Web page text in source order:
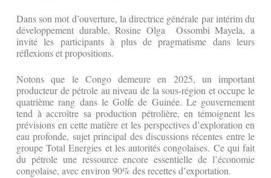
Dans son mot d’ouverture, la directrice générale par intérim du
développement durable, Rosine Olga Ossombi Mayela, a
invité les participants à plus de pragmatisme dans leurs
réflexions et propositions.
Notons que le Congo demeure en 2025, un important
producteur de pétrole au niveau de la sous-région et occupe le
quatrième rang dans le Golfe de Guinée. Le gouvernement
tend à accroître sa production pétrolière, en témoignent les
prévisions en cette matière et les perspectives d’exploration en
eau profonde, sujet principal des discussions récentes entre le
groupe Total Energies et les autorités congolaises. Ce qui fait
du pétrole une ressource encore essentielle de l’économie
congolaise, avec environ 90% des recettes d’exportation.